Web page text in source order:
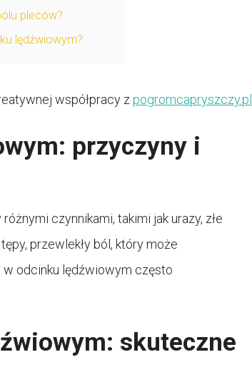
pleców?
lędźwiowym?
współpracy z pogromcapryszczy.pl
przyczyny i
czynnikami, takimi jak urazy, złe
przewlekły ból, który może
odcinku lędźwiowym często
skuteczne